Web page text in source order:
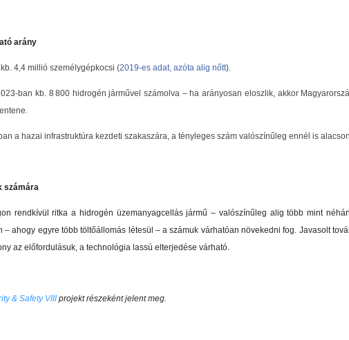
arány
4,4 millió személygépkocsi (2019-es adat, azóta alig nőtt).
ban kb. 8 800 hidrogén járművel számolva – ha arányosan eloszlik, akkor
a hazai infrastruktúra kezdeti szakaszára, a tényleges szám valószínűleg ennél is
számára
rendkívül ritka a hidrogén üzemanyagcellás jármű – valószínűleg alig több mint
– ahogy egyre több töltőállomás létesül – a számuk várhatóan növekedni fog. Javasolt
az előfordulásuk, a technológia lassú elterjedése várható.
& Safety VIII projekt részeként jelent meg.